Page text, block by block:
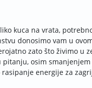
kuca na vrata,
donosimo vam u
zato što živimo u
pitanju, osim
energije za